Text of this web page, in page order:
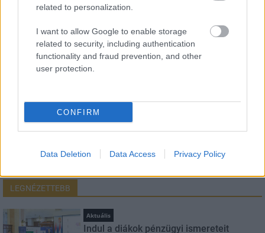
related to personalization.
I want to allow Google to enable storage
related to security, including authentication
functionality and fraud prevention, and other
user protection.
CONFIRM
Data Deletion Data Access Privacy Policy
E-mail cím
Feliratkozom a hírlevélre és elfogadom azadatvédelmi
szabályzatot!
LEGNÉZETTEBB
Aktuális
Indul a diákok pénzügyi ismereteit